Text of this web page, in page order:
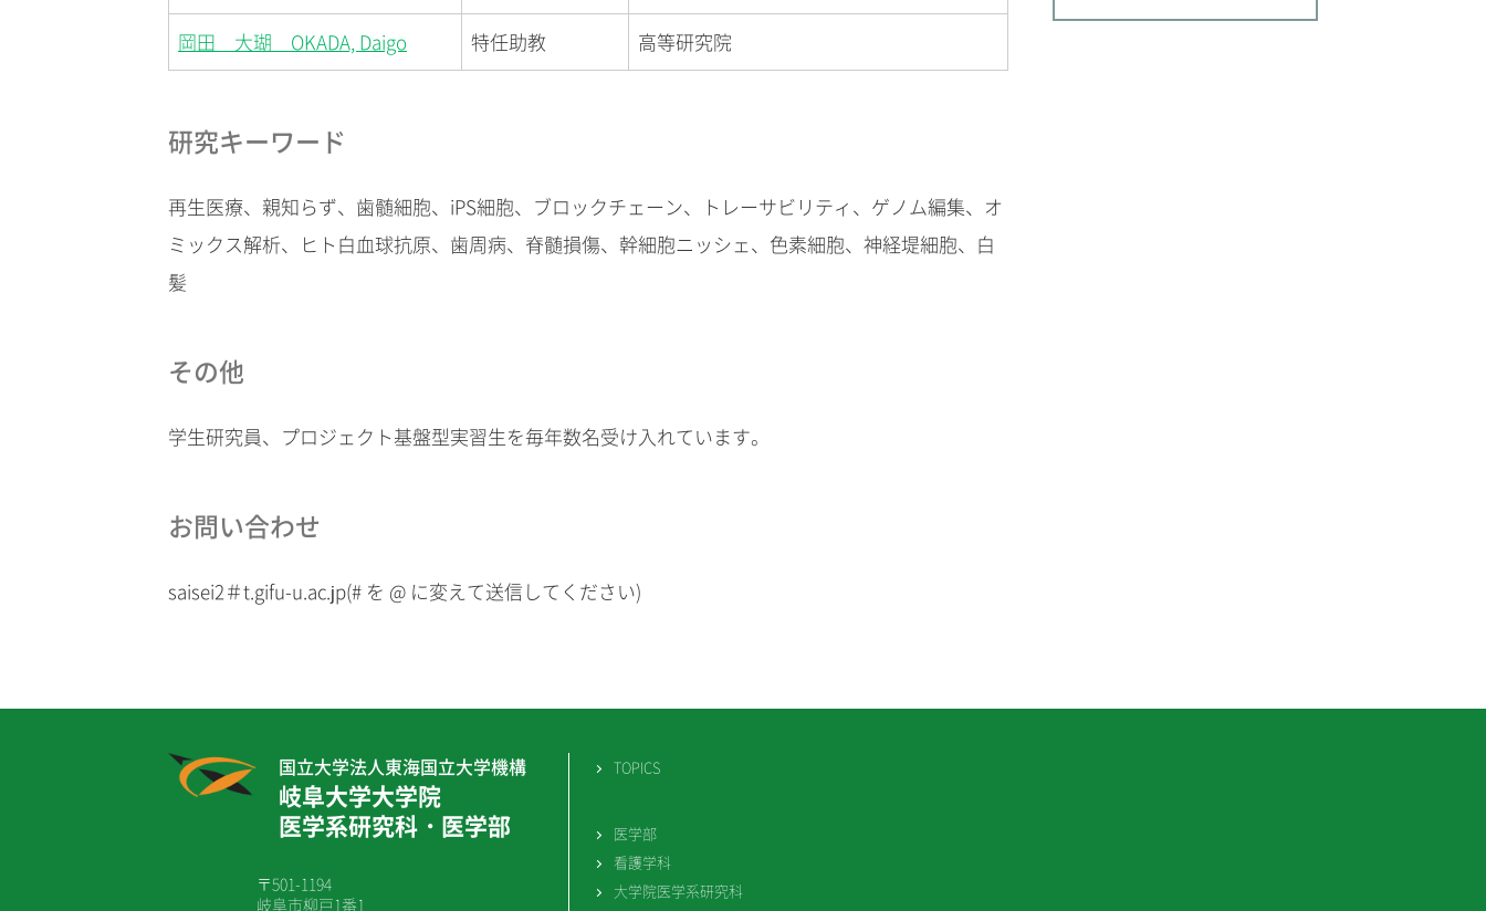
岡田 大瑚 OKADA, Daigo 特任助教 高等研究院
研究キーワード
再生医療、親知らず、歯髄細胞、 iPS細胞、ブロックチェーン、トレーサビリティ、ゲノム編集、オ
ミックス解析、ヒト白血球抗原、歯周病、脊髄損傷、幹細胞ニッシェ、色素細胞、神経堤細胞、白
髪
その他
学生研究員、プロジェクト基盤型実習生を毎年数名受け入れています。
お問い合わせ
saisei2＃t.gifu-u.ac.jp(# を @ に変えて送信してください)
国立大学法人東海国立大学機構
岐阜大学大学院
医学系研究科・医学部
〒501-1194
岐阜市柳戸1番1
TOPICS
医学部
看護学科
大学院医学系研究科